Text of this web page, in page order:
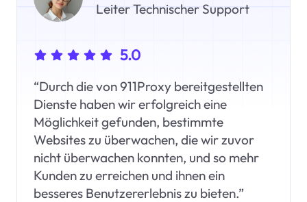
Leiter Technischer Support
5.0
“Durch die von 911Proxy bereitgestellten
Dienste haben wir erfolgreich eine
Möglichkeit gefunden, bestimmte
Websites zu überwachen, die wir zuvor
nicht überwachen konnten, und so mehr
Kunden zu erreichen und ihnen ein
besseres Benutzererlebnis zu bieten.”